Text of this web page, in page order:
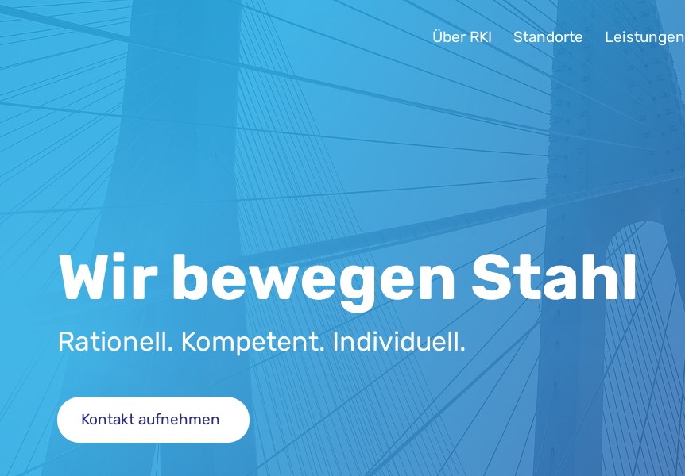
Über RKI Standorte Leistungen
Wir bewegen Stahl
Rationell. Kompetent. Individuell.
Kontakt aufnehmen